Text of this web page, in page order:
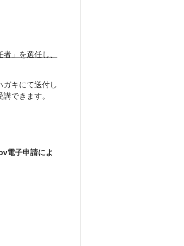
者」を選任し、
ガキにて送付し
できます。
電子申請によ